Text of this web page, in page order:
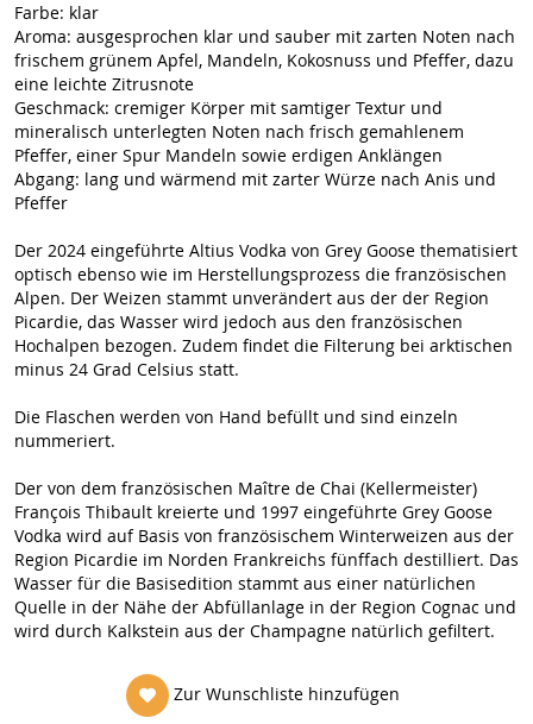
Farbe: klar
Aroma: ausgesprochen klar und sauber mit zarten Noten nach
frischem grünem Apfel, Mandeln, Kokosnuss und Pfeffer, dazu
eine leichte Zitrusnote
Geschmack: cremiger Körper mit samtiger Textur und
mineralisch unterlegten Noten nach frisch gemahlenem
Pfeffer, einer Spur Mandeln sowie erdigen Anklängen
Abgang: lang und wärmend mit zarter Würze nach Anis und
Pfeffer
Der 2024 eingeführte Altius Vodka von Grey Goose thematisiert
optisch ebenso wie im Herstellungsprozess die französischen
Alpen. Der Weizen stammt unverändert aus der der Region
Picardie, das Wasser wird jedoch aus den französischen
Hochalpen bezogen. Zudem findet die Filterung bei arktischen
minus 24 Grad Celsius statt.
Die Flaschen werden von Hand befüllt und sind einzeln
nummeriert.
Der von dem französischen Maître de Chai (Kellermeister)
François Thibault kreierte und 1997 eingeführte Grey Goose
Vodka wird auf Basis von französischem Winterweizen aus der
Region Picardie im Norden Frankreichs fünffach destilliert. Das
Wasser für die Basisedition stammt aus einer natürlichen
Quelle in der Nähe der Abfüllanlage in der Region Cognac und
wird durch Kalkstein aus der Champagne natürlich gefiltert.
Zur Wunschliste hinzufügen